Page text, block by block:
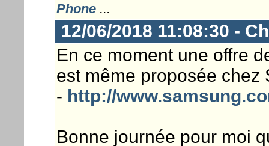
Phone...
12/06/2018 11:08:30 -
En ce moment une offre
est même proposée chez
- http://
Bonne journée pour moi